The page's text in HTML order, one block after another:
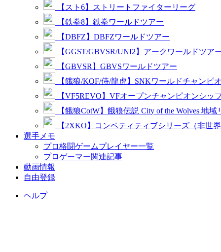
【スト6】ストリートファイターリーグ
【鉄拳8】鉄拳ワールドツアー
【DBFZ】DBFZワールドツアー
【GGST/GBVSR/UNI2】アークワールドツア
【GBVSR】GBVSワールドツアー
【餓狼/KOF/侍/龍虎】SNKワールドチャンピ
【VF5REVO】VFオープンチャンピオンシッ
【餓狼CotW】餓狼伝説 City of the Wolves 地域
【2XKO】コンペティティブシリーズ（非世
選手メモ
プロ格闘ゲームプレイヤー一覧
プロゲーマー関連記事
動画情報
自由登録
ヘルプ